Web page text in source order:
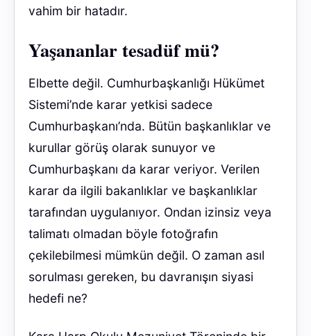
vahim bir hatadır.
Yaşananlar tesadüf mü?
Elbette değil. Cumhurbaşkanlığı Hükümet
Sistemi’nde karar yetkisi sadece
Cumhurbaşkanı’nda. Bütün başkanlıklar ve
kurullar görüş olarak sunuyor ve
Cumhurbaşkanı da karar veriyor. Verilen
karar da ilgili bakanlıklar ve başkanlıklar
tarafından uygulanıyor. Ondan izinsiz veya
talimatı olmadan böyle fotoğrafın
çekilebilmesi mümkün değil. O zaman asıl
sorulması gereken, bu davranışın siyasi
hedefi ne?